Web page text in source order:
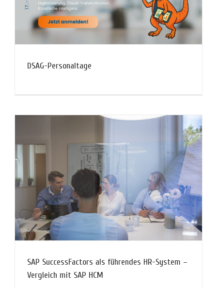
DSAG-Personaltage
SAP SuccessFactors als führendes HR-System –
Vergleich mit SAP HCM